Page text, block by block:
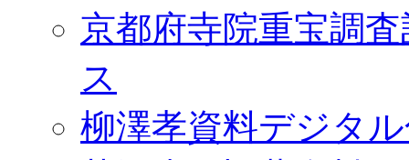
京都府寺院重宝調
ス
柳澤孝資料デジタ